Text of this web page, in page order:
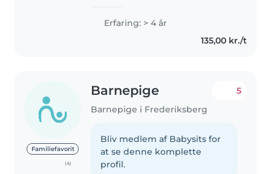
Erfaring: > 4 år
135,00 kr./t
Familiefavorit
(4)
Barnepige
Barnepige i Frederiksberg
5
Bliv medlem af Babysits for
at se denne komplette
profil.